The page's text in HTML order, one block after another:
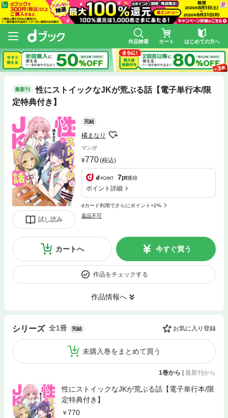
作品検索 カート はじめての方へ
最新刊
性にストイックなJKが荒ぶる話【電子単行本/限
定特典付き】
試し読み
完結
橘まなり
マンガ
770(税込)
7pt獲得
ポイント詳細
dカード利用でさらにポイント+2%
返品不可
カートへ 今すぐ買う
作品をチェックする
作品情報へ
シリーズ 全1冊 完結 お気に入り登録
未購入巻をまとめて買う
1巻から | 最新刊から
性にストイックなJKが荒ぶる話【電子単行本/限
定特典付き】
770